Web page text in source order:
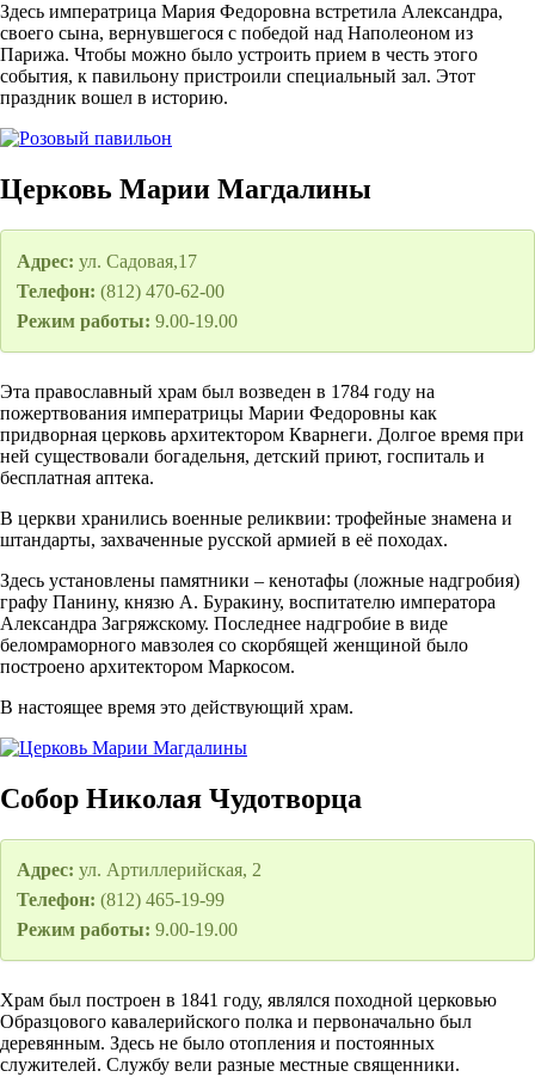
Здесь императрица Мария Федоровна встретила Александра,
своего сына, вернувшегося с победой над Наполеоном из
Парижа. Чтобы можно было устроить прием в честь этого
события, к павильону пристроили специальный зал. Этот
праздник вошел в историю.
Церковь Марии Магдалины
Адрес: ул. Садовая,17
Телефон: (812) 470-62-00
Режим работы: 9.00-19.00
Эта православный храм был возведен в 1784 году на
пожертвования императрицы Марии Федоровны как
придворная церковь архитектором Кварнеги. Долгое время при
ней существовали богадельня, детский приют, госпиталь и
бесплатная аптека.
В церкви хранились военные реликвии: трофейные знамена и
штандарты, захваченные русской армией в её походах.
Здесь установлены памятники – кенотафы (ложные надгробия)
графу Панину, князю А. Буракину, воспитателю императора
Александра Загряжскому. Последнее надгробие в виде
беломраморного мавзолея со скорбящей женщиной было
построено архитектором Маркосом.
В настоящее время это действующий храм.
Собор Николая Чудотворца
Адрес: ул. Артиллерийская, 2
Телефон: (812) 465-19-99
Режим работы: 9.00-19.00
Храм был построен в 1841 году, являлся походной церковью
Образцового кавалерийского полка и первоначально был
деревянным. Здесь не было отопления и постоянных
служителей. Службу вели разные местные священники.